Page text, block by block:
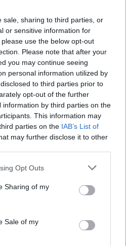
sale, sharing to third parties, or
or sensitive information for
use the below opt-out
Please note that after your
you may continue seeing
personal information utilized by
to third parties prior to
opt-out of the further
by third parties on the
This information may
parties on the IAB’s List of
may further disclose it to other
app uses one or more Google
behaviour. You may click to
and its third-party tags to
purposes in below Google
Opt Outs
Sharing of my
Sale of my
rajta. A gitáros egy
a zenekar
Frusciante térjen vissza a